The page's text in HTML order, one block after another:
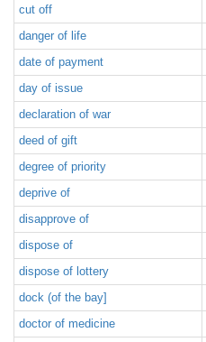
cut off
danger of life
date of payment
day of issue
declaration of war
deed of gift
degree of priority
deprive of
disapprove of
dispose of
dispose of lottery
dock (of the bay]
doctor of medicine